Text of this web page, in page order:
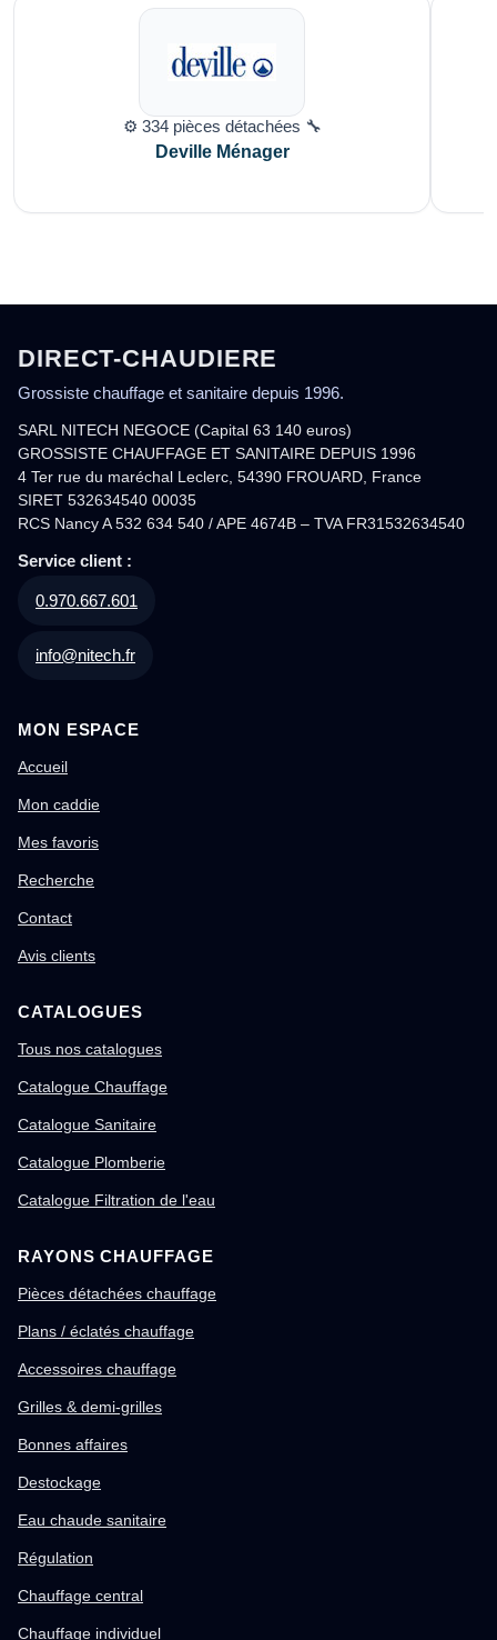
⚙️ 334 pièces détachées 🔧
Deville Ménager
DIRECT-CHAUDIERE
Grossiste chauffage et sanitaire depuis 1996.
SARL NITECH NEGOCE (Capital 63 140 euros)
GROSSISTE CHAUFFAGE ET SANITAIRE DEPUIS 1996
4 Ter rue du maréchal Leclerc, 54390 FROUARD, France
SIRET 532634540 00035
RCS Nancy A 532 634 540 / APE 4674B – TVA FR31532634540
Service client :
0.970.667.601
info@nitech.fr
MON ESPACE
Accueil
Mon caddie
Mes favoris
Recherche
Contact
Avis clients
CATALOGUES
Tous nos catalogues
Catalogue Chauffage
Catalogue Sanitaire
Catalogue Plomberie
Catalogue Filtration de l'eau
RAYONS CHAUFFAGE
Pièces détachées chauffage
Plans / éclatés chauffage
Accessoires chauffage
Grilles & demi-grilles
Bonnes affaires
Destockage
Eau chaude sanitaire
Régulation
Chauffage central
Chauffage individuel